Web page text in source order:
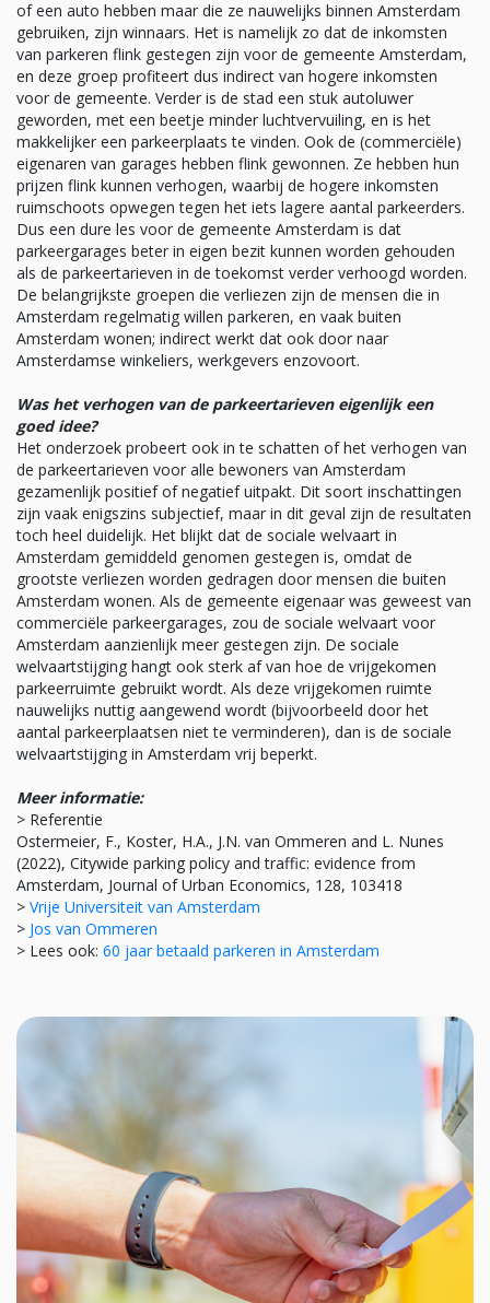
of een auto hebben maar die ze nauwelijks binnen Amsterdam
gebruiken, zijn winnaars. Het is namelijk zo dat de inkomsten
van parkeren flink gestegen zijn voor de gemeente Amsterdam,
en deze groep profiteert dus indirect van hogere inkomsten
voor de gemeente. Verder is de stad een stuk autoluwer
geworden, met een beetje minder luchtvervuiling, en is het
makkelijker een parkeerplaats te vinden. Ook de (commerciële)
eigenaren van garages hebben flink gewonnen. Ze hebben hun
prijzen flink kunnen verhogen, waarbij de hogere inkomsten
ruimschoots opwegen tegen het iets lagere aantal parkeerders.
Dus een dure les voor de gemeente Amsterdam is dat
parkeergarages beter in eigen bezit kunnen worden gehouden
als de parkeertarieven in de toekomst verder verhoogd worden.
De belangrijkste groepen die verliezen zijn de mensen die in
Amsterdam regelmatig willen parkeren, en vaak buiten
Amsterdam wonen; indirect werkt dat ook door naar
Amsterdamse winkeliers, werkgevers enzovoort.
Was het verhogen van de parkeertarieven eigenlijk een
goed idee?
Het onderzoek probeert ook in te schatten of het verhogen van
de parkeertarieven voor alle bewoners van Amsterdam
gezamenlijk positief of negatief uitpakt. Dit soort inschattingen
zijn vaak enigszins subjectief, maar in dit geval zijn de resultaten
toch heel duidelijk. Het blijkt dat de sociale welvaart in
Amsterdam gemiddeld genomen gestegen is, omdat de
grootste verliezen worden gedragen door mensen die buiten
Amsterdam wonen. Als de gemeente eigenaar was geweest van
commerciële parkeergarages, zou de sociale welvaart voor
Amsterdam aanzienlijk meer gestegen zijn. De sociale
welvaartstijging hangt ook sterk af van hoe de vrijgekomen
parkeerruimte gebruikt wordt. Als deze vrijgekomen ruimte
nauwelijks nuttig aangewend wordt (bijvoorbeeld door het
aantal parkeerplaatsen niet te verminderen), dan is de sociale
welvaartstijging in Amsterdam vrij beperkt.
Meer informatie:
> Referentie
Ostermeier, F., Koster, H.A., J.N. van Ommeren and L. Nunes
(2022), Citywide parking policy and traffic: evidence from
Amsterdam, Journal of Urban Economics, 128, 103418
> Vrije Universiteit van Amsterdam
> Jos van Ommeren
> Lees ook: 60 jaar betaald parkeren in Amsterdam